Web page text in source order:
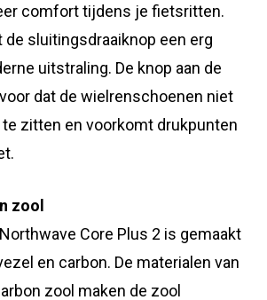
comfort tijdens je fietsritten.
de sluitingsdraaiknop een erg
uitstraling. De knop aan de
dat de wielrenschoenen niet
zitten en voorkomt drukpunten
zool
Core Plus 2 is gemaakt
en carbon. De materialen van
zool maken de zool